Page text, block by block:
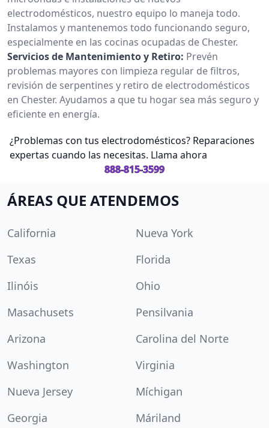
electrodomésticos, nuestro equipo lo maneja todo.
Instalamos y mantenemos todo funcionando seguro,
especialmente en las cocinas ocupadas de Chester.
Servicios de Mantenimiento y Retiro: Prevén
problemas mayores con limpieza regular de filtros,
revisión de serpentines y retiro de electrodomésticos
en Chester. Ayudamos a que tu hogar sea más seguro y
eficiente en energía.
¿Problemas con tus electrodomésticos? Reparaciones
expertas cuando las necesitas. Llama ahora
888-815-3599
ÁREAS QUE ATENDEMOS
California
Nueva York
Texas
Florida
Ilinóis
Ohio
Masachusets
Pensilvania
Arizona
Carolina del Norte
Washington
Virginia
Nueva Jersey
Míchigan
Georgia
Máriland